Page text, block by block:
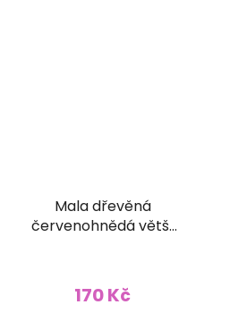
Mala dřevěná
červenohnědá větší
170 Kč